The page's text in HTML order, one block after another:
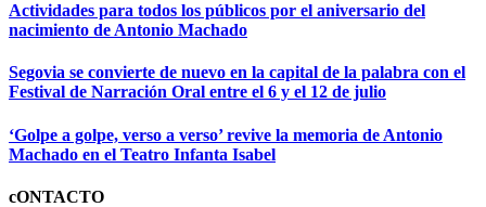
Actividades para todos los públicos por el aniversario del
nacimiento de Antonio Machado
Segovia se convierte de nuevo en la capital de la palabra con el
Festival de Narración Oral entre el 6 y el 12 de julio
‘Golpe a golpe, verso a verso’ revive la memoria de Antonio
Machado en el Teatro Infanta Isabel
cONTACTO